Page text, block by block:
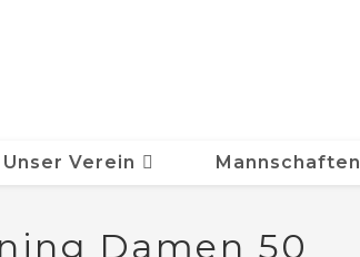
Unser Verein Mannschaften
Damen 50